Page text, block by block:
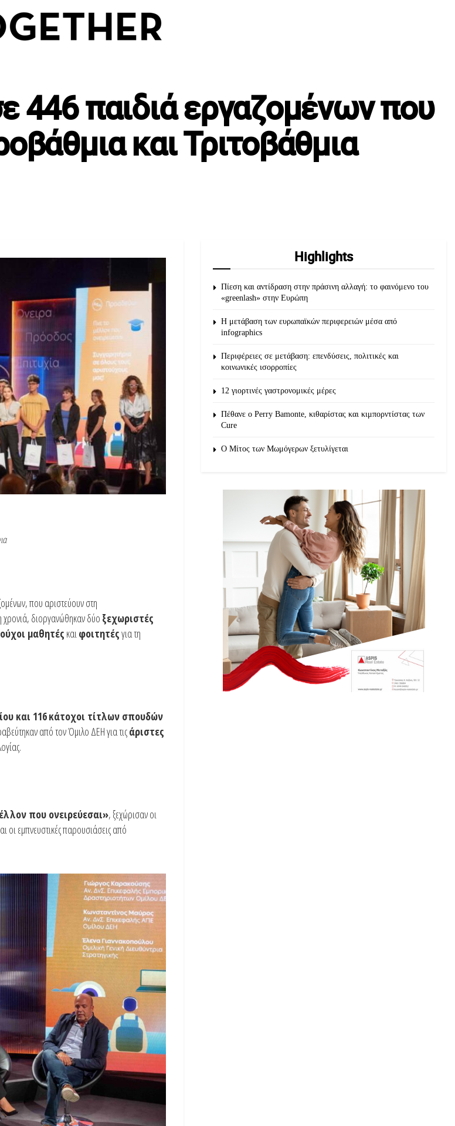
446 παιδιά εργαζομένων που
και Τριτοβάθμια
που αριστεύουν στη
χρονιά, διοργανώθηκαν δύο ξεχωριστές
μαθητές καιφοιτητέςγια τη
και 116κάτοχοι τίτλων σπουδών
από τον Όμιλο ΔΕΗ για τιςάριστες
που ονειρεύεσαι», ξεχώρισαν οι
οι εμπνευστικές παρουσιάσεις από
Highlights
Πίεση και αντίδραση στην πράσινη αλλαγή: το φαινόμενο του
«greenlash» στην Ευρώπη
Η μετάβαση των ευρωπαϊκών περιφερειών μέσα από
infographics
Περιφέρειες σε μετάβαση: επενδύσεις, πολιτικές και
κοινωνικές ισορροπίες
12 γιορτινές γαστρονομικές μέρες
Πέθανε ο Perry Bamonte, κιθαρίστας και κιμπορντίστας των
Cure
O Μίτος των Μωμόγερων ξετυλίγεται